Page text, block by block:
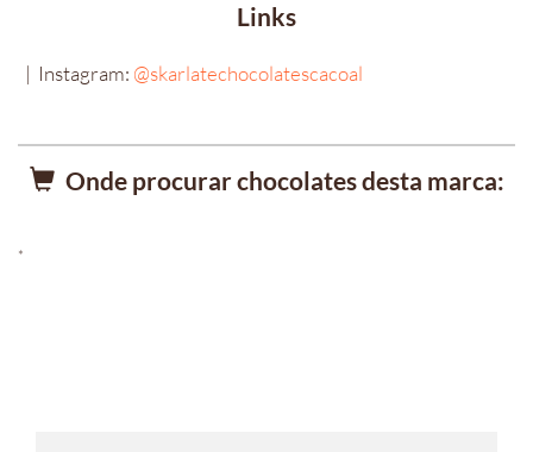
Links
| Instagram: @skarlatechocolatescacoal
Onde procurar chocolates desta marca:
*